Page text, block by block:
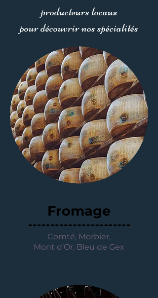
producteurs locaux
pour découvrir nos spécialités
Fromage
Comté, Morbier,
Mont d’Or, Bleu de Gex